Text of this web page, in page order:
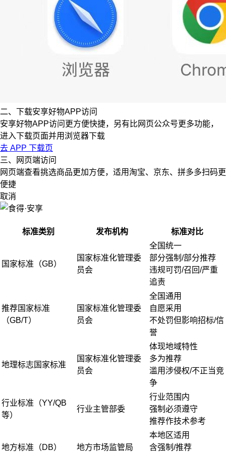
二、下载安享好物APP访问
安享好物APP访问更方便快捷，另有比网页公众号更多功能，
进入下载页面并用浏览器下载
去 APP 下载页
三、网页端访问
网页端查看挑选商品更加方便，适用淘宝、京东、拼多多扫码更
便捷
取消
标准类别 发布机构 标准对比
国家标准（GB）
国家标准化管理委
员会
全国统一
部分强制/部分推荐
违规可罚/召回/严重
追责
推荐国家标准
（GB/T）
国家标准化管理委
员会
全国通用
自愿采用
不处罚但影响招标/信
誉
地理标志国家标准
国家标准化管理委
员会
体现地域特性
多为推荐
滥用涉侵权/不正当竞
争
行业标准（YY/QB
等）
行业主管部委
行业范围内
强制必须遵守
推荐作技术参考
地方标准（DB） 地方市场监管局
本地区适用
含强制/推荐